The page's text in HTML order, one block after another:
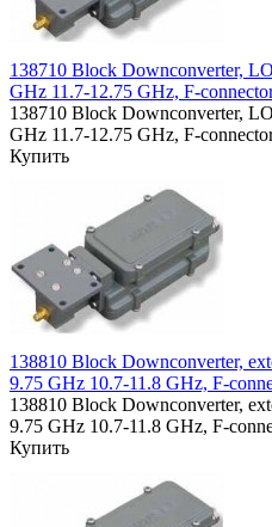
138710 Block Downconverter,
GHz 11.7-12.75 GHz, F-
138710 Block Downconverter,
GHz 11.7-12.75 GHz, F-
Купить
138810 Block Downconverter,
9.75 GHz 10.7-11.8 GHz, F-
138810 Block Downconverter,
9.75 GHz 10.7-11.8 GHz, F-
Купить